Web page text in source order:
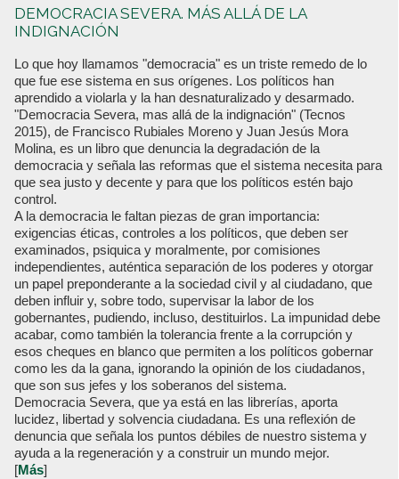
DEMOCRACIA SEVERA. MÁS ALLÁ DE LA
INDIGNACIÓN
Lo que hoy llamamos "democracia" es un triste remedo de lo
que fue ese sistema en sus orígenes. Los políticos han
aprendido a violarla y la han desnaturalizado y desarmado.
"Democracia Severa, mas allá de la indignación" (Tecnos
2015), de Francisco Rubiales Moreno y Juan Jesús Mora
Molina, es un libro que denuncia la degradación de la
democracia y señala las reformas que el sistema necesita para
que sea justo y decente y para que los políticos estén bajo
control.
A la democracia le faltan piezas de gran importancia:
exigencias éticas, controles a los políticos, que deben ser
examinados, psiquica y moralmente, por comisiones
independientes, auténtica separación de los poderes y otorgar
un papel preponderante a la sociedad civil y al ciudadano, que
deben influir y, sobre todo, supervisar la labor de los
gobernantes, pudiendo, incluso, destituirlos. La impunidad debe
acabar, como también la tolerancia frente a la corrupción y
esos cheques en blanco que permiten a los políticos gobernar
como les da la gana, ignorando la opinión de los ciudadanos,
que son sus jefes y los soberanos del sistema.
Democracia Severa, que ya está en las librerías, aporta
lucidez, libertad y solvencia ciudadana. Es una reflexión de
denuncia que señala los puntos débiles de nuestro sistema y
ayuda a la regeneración y a construir un mundo mejor.
[Más]